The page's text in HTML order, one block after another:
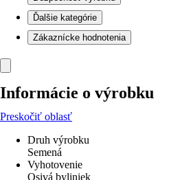
Ďalšie kategórie
Zákaznícke hodnotenia
Informácie o výrobku
Preskočiť oblasť
Druh výrobku
Semená
Vyhotovenie
Osivá byliniek